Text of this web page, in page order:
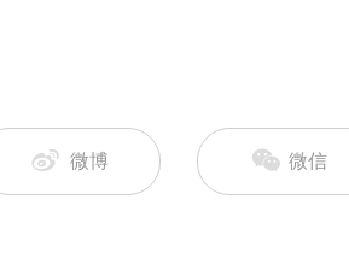
微博 微信